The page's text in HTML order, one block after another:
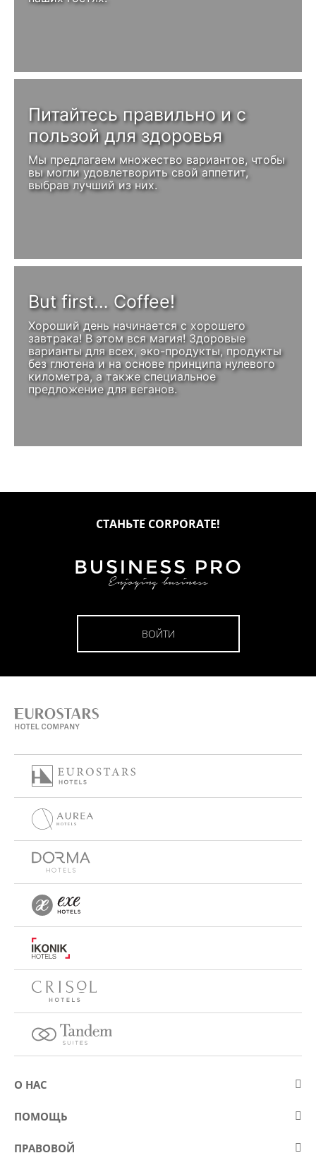
Питайтесь правильно и с
пользой для здоровья
Мы предлагаем множество вариантов, чтобы
вы могли удовлетворить свой аппетит,
выбрав лучший из них.
But first… Coffee!
Хороший день начинается с хорошего
завтрака! В этом вся магия! Здоровые
варианты для всех, эко-продукты, продукты
без глютена и на основе принципа нулевого
километра, а также специальное
предложение для веганов.
СТАНЬТЕ CORPORATE!
ВОЙТИ
О НАС
О компании Eurostars Hotel Company
Kонкурсы
ПОМОЩЬ
Контакт
ПРАВОВОЙ